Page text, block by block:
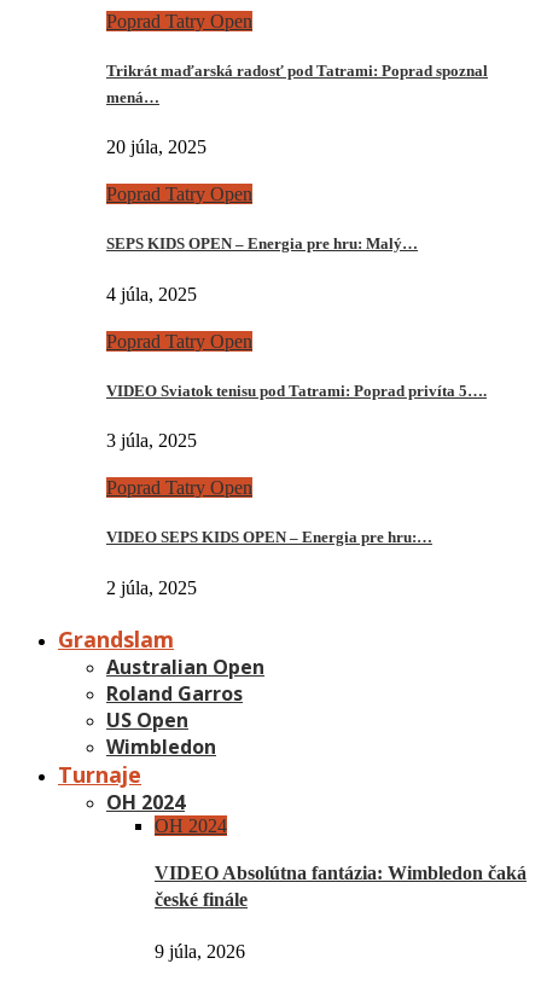
Poprad Tatry Open
Trikrát maďarská radosť pod Tatrami: Poprad spoznal
mená…
20 júla, 2025
Poprad Tatry Open
SEPS KIDS OPEN – Energia pre hru: Malý…
4 júla, 2025
Poprad Tatry Open
VIDEO Sviatok tenisu pod Tatrami: Poprad privíta 5….
3 júla, 2025
Poprad Tatry Open
VIDEO SEPS KIDS OPEN – Energia pre hru:…
2 júla, 2025
Grandslam
Australian Open
Roland Garros
US Open
Wimbledon
Turnaje
OH 2024
OH 2024
VIDEO Absolútna fantázia: Wimbledon čaká
české finále
9 júla, 2026